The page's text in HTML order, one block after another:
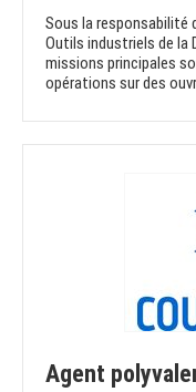
Sous la responsabilité
Outils industriels de la
missions principales
opérations sur des
Agent